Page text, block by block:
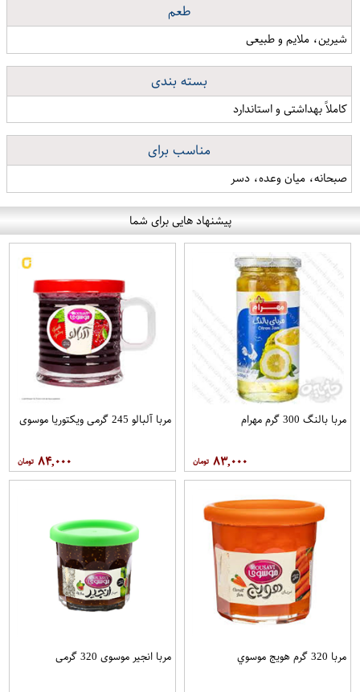
طعم
شیرین، ملایم و طبیعی
بسته بندی
کاملاً بهداشتی و استاندارد
مناسب برای
صبحانه، میان وعده، دسر
پیشنهاد هایی برای شما
مربا بالنگ 300 گرم مهرام
۸۳,۰۰۰
مربا آلبالو 245 گرمی ویکتوریا موسوی
۸۴,۰۰۰
مربا 320 گرم هویج موسوي مربا انجیر موسوی 320 گرمی